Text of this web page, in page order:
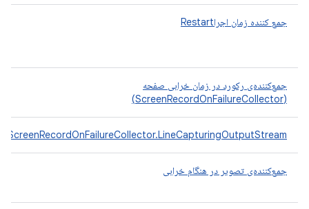
جمع کننده زمان اجراRestart
جمع‌کننده‌ی رکورد در زمان خرابی صفحه
(ScreenRecordOnFailureCollector)
ScreenRecordOnFailureCollector.LineCapturingOutputStream
جمع‌کننده‌ی تصویر در هنگام خرابی